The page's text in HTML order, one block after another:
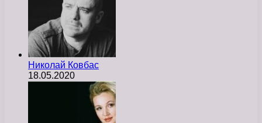
Николай Ковбас
18.05.2020